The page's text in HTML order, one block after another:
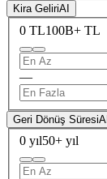
Kira GeliriAI
0 TL100B+ TL
—
Geri Dönüş SüresiAI
0 yıl50+ yıl